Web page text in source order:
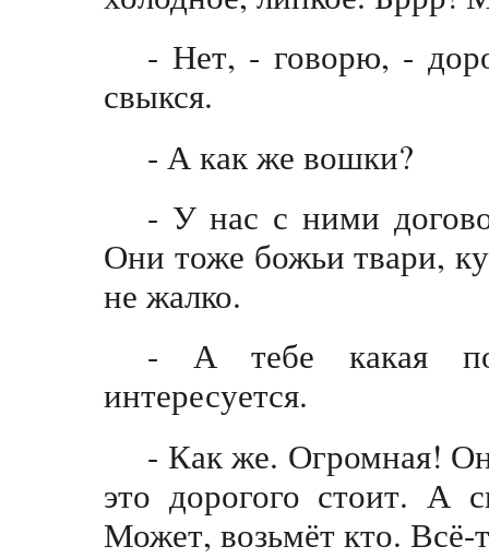
- Нет, - говорю, -
свыкся.
- А как же вошки?
- У нас с ними
Они тоже божьи твари,
не жалко.
- А тебе какая
интересуется.
- Как же. Огромная!
это дорогого стоит. А
Может, возьмёт кто. Всё-